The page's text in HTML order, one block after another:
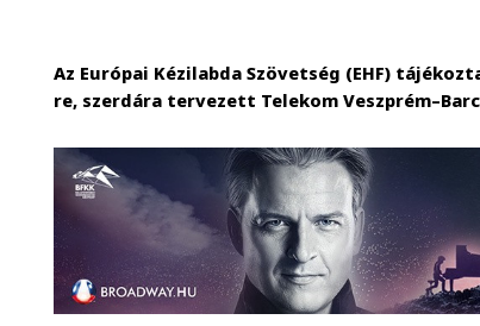
Az Európai Kézilabda Szövetség (EHF)
re, szerdára tervezett Telekom